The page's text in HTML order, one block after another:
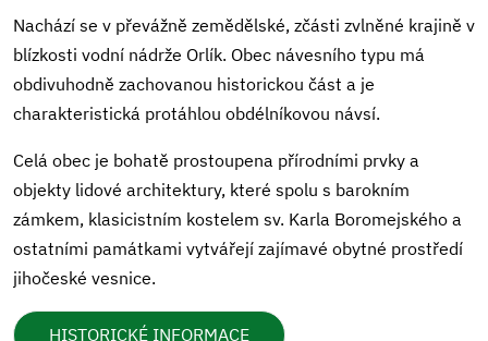
Nachází se v převážně zemědělské, zčásti zvlněné krajině v
blízkosti vodní nádrže Orlík. Obec návesního typu má
obdivuhodně zachovanou historickou část a je
charakteristická protáhlou obdélníkovou návsí.
Celá obec je bohatě prostoupena přírodními prvky a
objekty lidové architektury, které spolu s barokním
zámkem, klasicistním kostelem sv. Karla Boromejského a
ostatními památkami vytvářejí zajímavé obytné prostředí
jihočeské vesnice.
HISTORICKÉ INFORMACE